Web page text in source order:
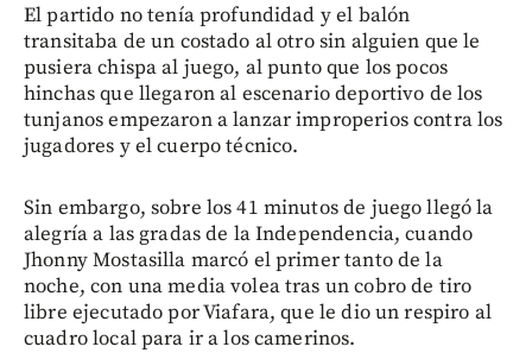
El partido no tenía profundidad y el balón
transitaba de un costado al otro sin alguien que le
pusiera chispa al juego, al punto que los pocos
hinchas que llegaron al escenario deportivo de los
tunjanos empezaron a lanzar improperios contra los
jugadores y el cuerpo técnico.
Sin embargo, sobre los 41 minutos de juego llegó la
alegría a las gradas de la Independencia, cuando
Jhonny Mostasilla marcó el primer tanto de la
noche, con una media volea tras un cobro de tiro
libre ejecutado por Viafara, que le dio un respiro al
cuadro local para ir a los camerinos.